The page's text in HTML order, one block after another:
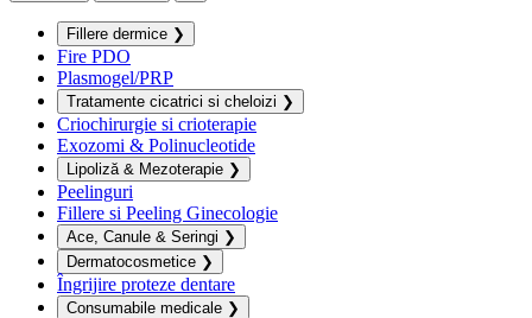
Fillere dermice ❯
Fire PDO
Plasmogel/PRP
Tratamente cicatrici si cheloizi ❯
Criochirurgie si crioterapie
Exozomi & Polinucleotide
Lipoliză & Mezoterapie ❯
Peelinguri
Fillere si Peeling Ginecologie
Ace, Canule & Seringi ❯
Dermatocosmetice ❯
Îngrijire proteze dentare
Consumabile medicale ❯